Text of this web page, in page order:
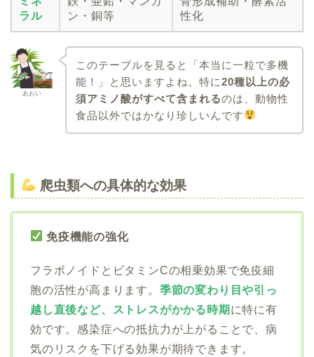
ラル
ン・銅等
性化
あおい
このテーブルを見ると「本当に一粒で多機
能！」と思いますよね。特に20種以上の必
須アミノ酸がすべて含まれるのは、動物性
食品以外ではかなり珍しいんです
爬虫類への具体的な効果
免疫機能の強化
フラボノイドとビタミンCの相乗効果で免疫細
胞の活性が高まります。 季節の変わり目や引っ
越し直後など、ストレスがかかる時期 に特に有
効です。感染症への抵抗力が上がることで、病
気のリスクを下げる効果が期待できます。